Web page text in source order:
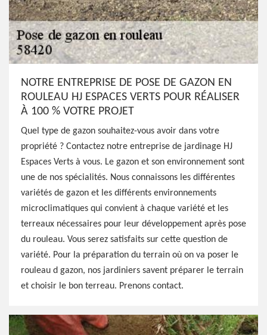
NOTRE ENTREPRISE DE POSE DE GAZON EN
ROULEAU HJ ESPACES VERTS POUR RÉALISER
À 100 % VOTRE PROJET
Quel type de gazon souhaitez-vous avoir dans votre
propriété ? Contactez notre entreprise de jardinage HJ
Espaces Verts à vous. Le gazon et son environnement sont
une de nos spécialités. Nous connaissons les différentes
variétés de gazon et les différents environnements
microclimatiques qui convient à chaque variété et les
terreaux nécessaires pour leur développement après pose
du rouleau. Vous serez satisfaits sur cette question de
variété. Pour la préparation du terrain où on va poser le
rouleau d gazon, nos jardiniers savent préparer le terrain
et choisir le bon terreau. Prenons contact.